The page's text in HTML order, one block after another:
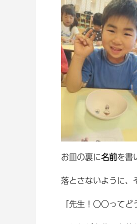
お皿の裏に名前を書
落とさないように
「先生！〇〇って